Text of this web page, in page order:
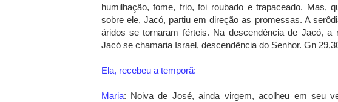
humilhação, fome, frio, foi roubado e trapaceado. Mas,
sobre ele, Jacó, partiu em direção as promessas. A
áridos se tornaram férteis. Na descendência de Jacó, a
Jacó se chamaria Israel, descendência do Senhor. Gn
Ela, recebeu a temporã:
Maria: Noiva de José, ainda virgem, acolheu em seu